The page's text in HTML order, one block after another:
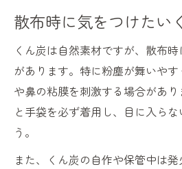
散布時に気をつけたい
くん炭は自然素材ですが、散布
があります。特に粉塵が舞いや
や鼻の粘膜を刺激する場合があ
と手袋を必ず着用し、目に入ら
う。
また、くん炭の自作や保管中は